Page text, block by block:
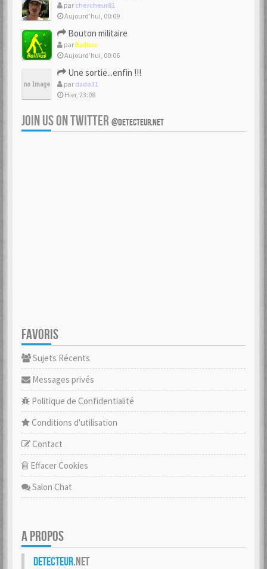
par chercheur81
Aujourd’hui, 00:09
Bouton militaire
parBaillius
Aujourd’hui, 00:06
Une sortie...enfin !!!
par dado31
Hier, 23:08
JOIN US ON TWITTER @DETECTEUR.NET
FAVORIS
Sujets Récents
Messages privés
Politique de Confidentialité
Conditions d'utilisation
Contact
Effacer Cookies
Salon Chat
A PROPOS
Detecteur.net